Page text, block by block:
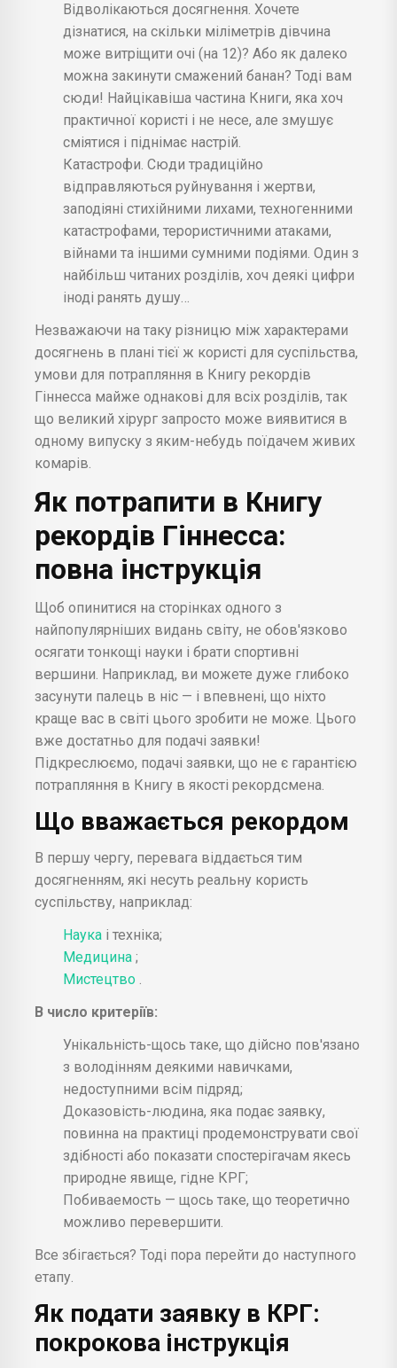
Відволікаються досягнення. Хочете
дізнатися, на скільки міліметрів дівчина
може витріщити очі (на 12)? Або як далеко
можна закинути смажений банан? Тоді вам
сюди! Найцікавіша частина Книги, яка хоч
практичної користі і не несе, але змушує
сміятися і піднімає настрій.
Катастрофи. Сюди традиційно
відправляються руйнування і жертви,
заподіяні стихійними лихами, техногенними
катастрофами, терористичними атаками,
війнами та іншими сумними подіями. Один з
найбільш читаних розділів, хоч деякі цифри
іноді ранять душу…
Незважаючи на таку різницю між характерами
досягнень в плані тієї ж користі для суспільства,
умови для потрапляння в Книгу рекордів
Гіннесса майже однакові для всіх розділів, так
що великий хірург запросто може виявитися в
одному випуску з яким-небудь поїдачем живих
комарів.
Як потрапити в Книгу
рекордів Гіннесса:
повна інструкція
Щоб опинитися на сторінках одного з
найпопулярніших видань світу, не обов'язково
осягати тонкощі науки і брати спортивні
вершини. Наприклад, ви можете дуже глибоко
засунути палець в ніс — і впевнені, що ніхто
краще вас в світі цього зробити не може. Цього
вже достатньо для подачі заявки!
Підкреслюємо, подачі заявки, що не є гарантією
потрапляння в Книгу в якості рекордсмена.
Що вважається рекордом
В першу чергу, перевага віддається тим
досягненням, які несуть реальну користь
суспільству, наприклад:
Наука і техніка;
Медицина ;
Мистецтво .
В число критеріїв:
Унікальність-щось таке, що дійсно пов'язано
з володінням деякими навичками,
недоступними всім підряд;
Доказовість-людина, яка подає заявку,
повинна на практиці продемонструвати свої
здібності або показати спостерігачам якесь
природне явище, гідне КРГ;
Побиваемость — щось таке, що теоретично
можливо перевершити.
Все збігається? Тоді пора перейти до наступного
етапу.
Як подати заявку в КРГ:
покрокова інструкція